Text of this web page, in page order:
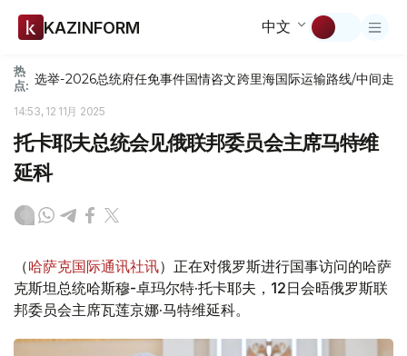
KAZINFORM 中文
热
点: 选举-2026总统府任免事件国情咨文跨里海国际运输路线/中间走廊
14:53, 12 11月 2025
托卡耶夫总统会见俄联邦委员会主席马特维
延科
（哈萨克国际通讯社讯）正在对俄罗斯进行国事访问的哈萨
克斯坦总统哈斯穆-卓玛尔特·托卡耶夫，12日会晤俄罗斯联
邦委员会主席瓦莲京娜·马特维延科。